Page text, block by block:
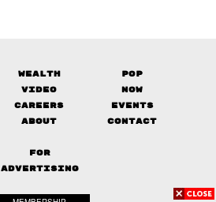
Wealth
Pop
Video
Now
Careers
Events
About Contact
FOR
ADVERTISING